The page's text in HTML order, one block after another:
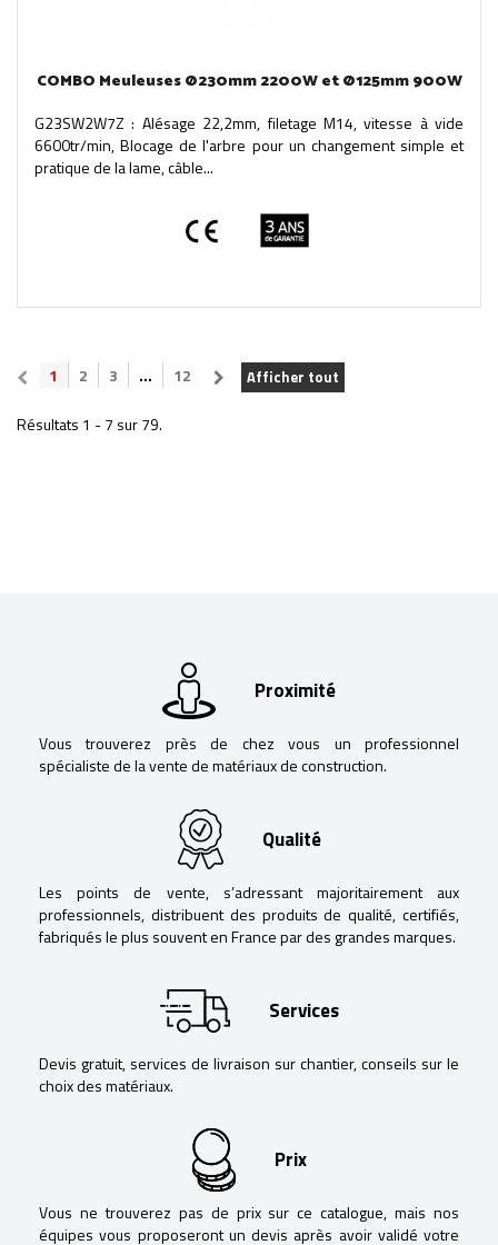
COMBO Meuleuses Ø230mm 2200W et Ø125mm 900W
G23SW2W7Z : Alésage 22,2mm, filetage M14, vitesse à vide
6600tr/min, Blocage de l'arbre pour un changement simple et
pratique de la lame, câble...
Afficher tout
1 2 3 ... 12
Résultats 1 - 7 sur 79.
Proximité
Vous trouverez près de chez vous un professionnel
spécialiste de la vente de matériaux de construction.
Qualité
Les points de vente, s’adressant majoritairement aux
professionnels, distribuent des produits de qualité, certifiés,
fabriqués le plus souvent en France par des grandes marques.
Services
Devis gratuit, services de livraison sur chantier, conseils sur le
choix des matériaux.
Prix
Vous ne trouverez pas de prix sur ce catalogue, mais nos
équipes vous proposeront un devis après avoir validé votre